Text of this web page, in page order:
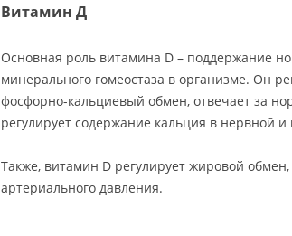
Витамин Д
Основная роль витамина D – поддержание
минерального гомеостаза в организме. Он
фосфорно-кальциевый обмен, отвечает за
регулирует содержание кальция в нервной
Также, витамин D регулирует жировой
артериального давления.